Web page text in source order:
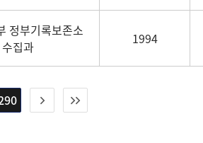
정부기록보존소
수집과
1994